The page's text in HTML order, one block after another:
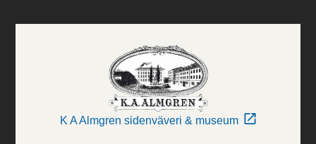
K A Almgren sidenväveri & museum